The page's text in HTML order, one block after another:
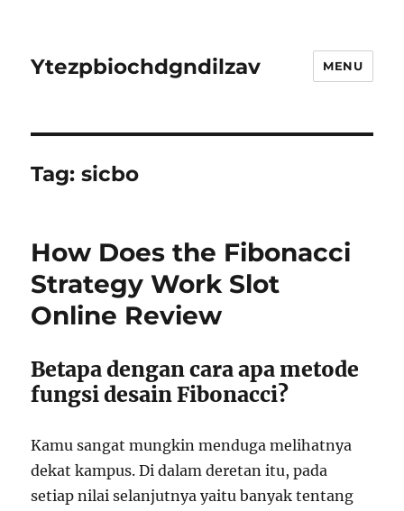
Ytezpbiochdgndilzav MENU
Tag:sicbo
How Does the Fibonacci
Strategy Work Slot
Online Review
Betapa dengan cara apa metode
fungsi desain Fibonacci?
Kamu sangat mungkin menduga melihatnya
dekat kampus. Di dalam deretan itu, pada
setiap nilai selanjutnya yaitu banyak tentang